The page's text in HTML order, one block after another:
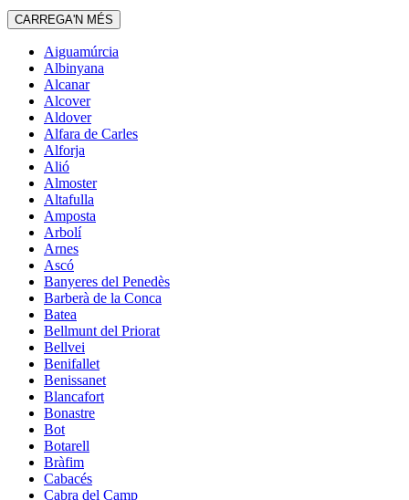
CARREGA'N MÉS
Aiguamúrcia
Albinyana
Alcanar
Alcover
Aldover
Alfara de Carles
Alforja
Alió
Almoster
Altafulla
Amposta
Arbolí
Arnes
Ascó
Banyeres del Penedès
Barberà de la Conca
Batea
Bellmunt del Priorat
Bellvei
Benifallet
Benissanet
Blancafort
Bonastre
Bot
Botarell
Bràfim
Cabacés
Cabra del Camp